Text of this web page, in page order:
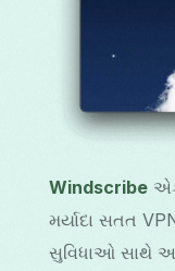
Windscribe
મર્યાદા સતત
સુવિધાઓ સાથે